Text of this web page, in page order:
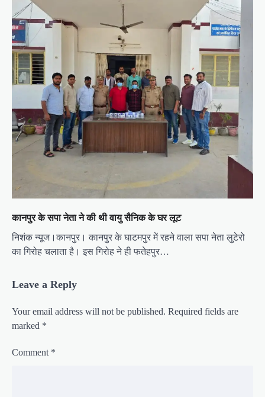
कानपुर के सपा नेता ने की थी वायु सैनिक के घर लूट
निशंक न्यूज।कानपुर। कानपुर के घाटमपुर में रहने वाला सपा नेता लुटेरो
का गिरोह चलाता है। इस गिरोह ने ही फतेहपुर…
Leave a Reply
Your email address will not be published. Required fields are
marked *
Comment *